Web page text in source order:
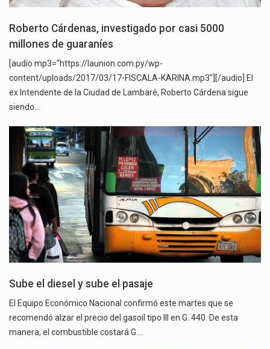
Roberto Cárdenas, investigado por casi 5000
millones de guaraníes
[audio mp3="https://launion.com.py/wp-
content/uploads/2017/03/17-FISCALA-KARINA.mp3"][/audio] El
ex Intendente de la Ciudad de Lambaré, Roberto Cárdena sigue
siendo…
Sube el diesel y sube el pasaje
El Equipo Económico Nacional confirmó este martes que se
recomendó alzar el precio del gasoil tipo III en G. 440. De esta
manera, el combustible costará G.…